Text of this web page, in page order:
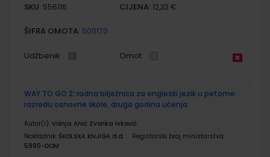
SKU: 556116 CIJENA: 12,33 €
ŠIFRA OMOTA: 500170
Udžbenik Omot
WAY TO GO 2; radna bilježnica za engleski jezik u petome
razredu osnovne škole, druga godina učenja
Autor(i): Višnja Anić Zvonka Ivković
Nakladnik: ŠKOLSKA KNJIGA d.d.
Registarski broj ministarstva:
5990-DOM